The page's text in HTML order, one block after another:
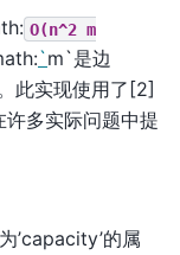
O(n^2 m
`m`是边
此实现使用了[2]
多实际问题中提
’capacity’的属